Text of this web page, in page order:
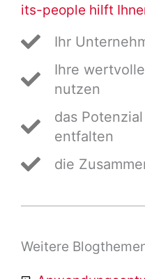
its-people hilft
Ihr
Ihre
nutzen
das
entfalten
die
Weitere